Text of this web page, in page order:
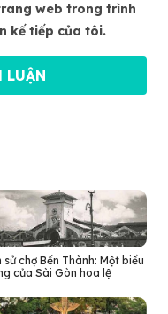
web trong trình
kế tiếp của tôi.
sử chợ Bến Thành: Một biểu
của Sài Gòn hoa lệ